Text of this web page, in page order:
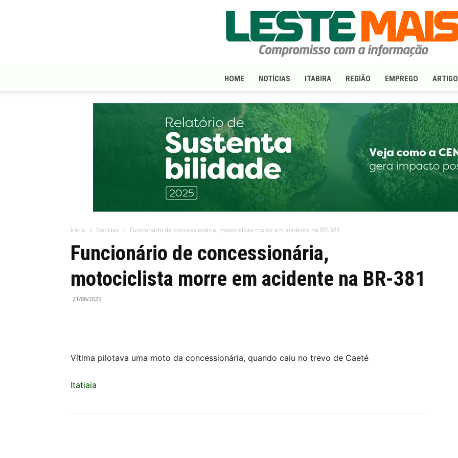
HOME NOTÍCIAS ITABIRA REGIÃO EMPREGO
Início Notícias Funcionário de concessionária, motociclista morre em acidente na BR-381
Funcionário de concessionária,
motociclista morre em acidente na BR-381
21/08/2025
Vítima pilotava uma moto da concessionária, quando caiu no trevo de Caeté
Itatiaia